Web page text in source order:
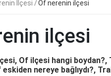
İlçesi Of nerenin ilçesi
ilçesi
Of ilçesi hangi boydan?,
nereye bağlıydı?,